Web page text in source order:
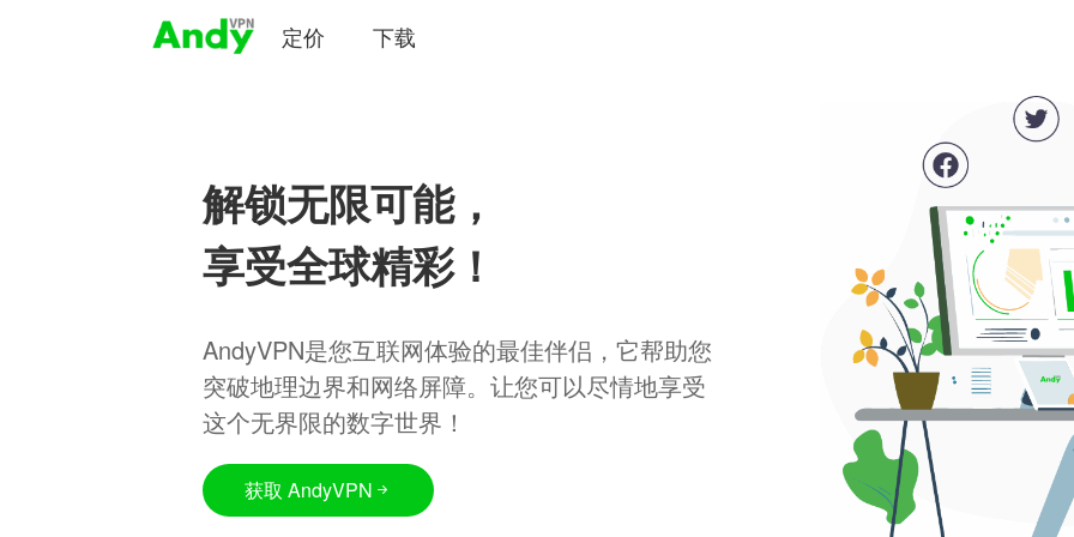
定价 下载
解锁无限可能，
享受全球精彩！
AndyVPN是您互联网体验的最佳伴侣，它帮助您
突破地理边界和网络屏障。让您可以尽情地享受
这个无界限的数字世界！
获取 AndyVPN